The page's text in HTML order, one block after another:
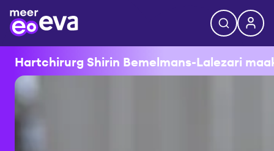
Hartchirurg Shirin Bemelmans-Lalezari